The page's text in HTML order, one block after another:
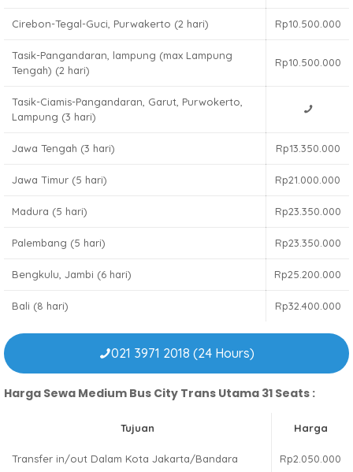
Cirebon-Tegal-Guci, Purwakerto (2 hari) Rp10.500.000
Tasik-Pangandaran, lampung (max Lampung
Tengah) (2 hari)
Rp10.500.000
Tasik-Ciamis-Pangandaran, Garut, Purwokerto,
Lampung (3 hari)
Jawa Tengah (3 hari) Rp13.350.000
Jawa Timur (5 hari) Rp21.000.000
Madura (5 hari) Rp23.350.000
Palembang (5 hari) Rp23.350.000
Bengkulu, Jambi (6 hari) Rp25.200.000
Bali (8 hari) Rp32.400.000
021 3971 2018 (24 Hours)
Harga Sewa Medium Bus City Trans Utama 31 Seats :
Tujuan Harga
Transfer in/out Dalam Kota Jakarta/Bandara Rp2.050.000